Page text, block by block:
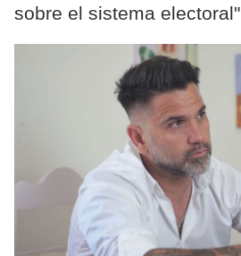
sobre el sistema electoral"